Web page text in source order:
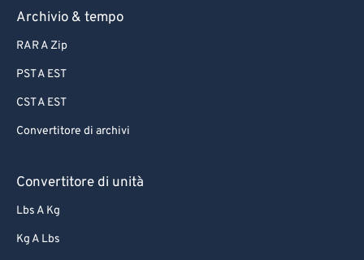
Archivio & tempo
RAR A Zip
PST A EST
CST A EST
Convertitore di archivi
Convertitore di unità
Lbs A Kg
Kg A Lbs